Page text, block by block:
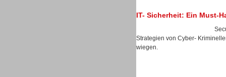
IT- Sicherheit: Ein Must-
Strategien von Cyber-
wiegen.